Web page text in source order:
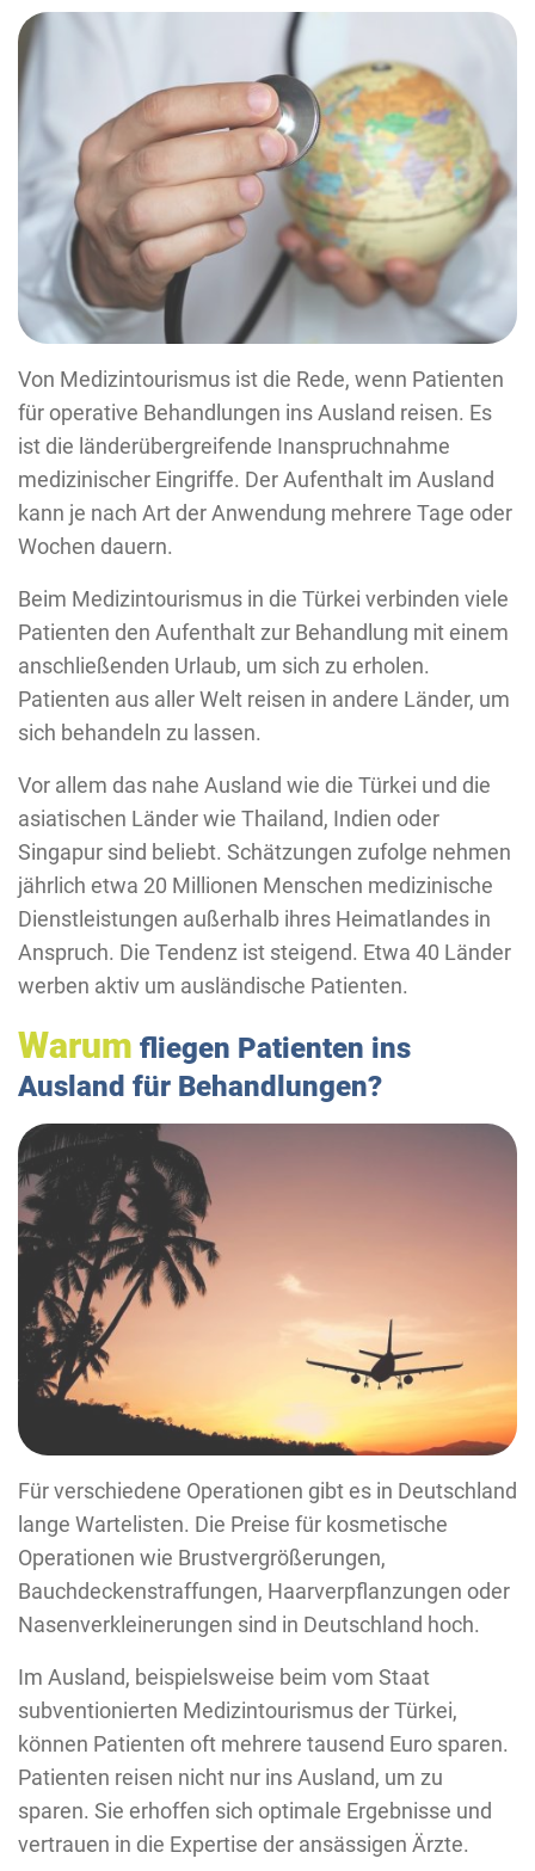
Von Medizintourismus ist die Rede, wenn Patienten
für operative Behandlungen ins Ausland reisen. Es
ist die länderübergreifende Inanspruchnahme
medizinischer Eingriffe. Der Aufenthalt im Ausland
kann je nach Art der Anwendung mehrere Tage oder
Wochen dauern.
Beim Medizintourismus in die Türkei verbinden viele
Patienten den Aufenthalt zur Behandlung mit einem
anschließenden Urlaub, um sich zu erholen.
Patienten aus aller Welt reisen in andere Länder, um
sich behandeln zu lassen.
Vor allem das nahe Ausland wie die Türkei und die
asiatischen Länder wie Thailand, Indien oder
Singapur sind beliebt. Schätzungen zufolge nehmen
jährlich etwa 20 Millionen Menschen medizinische
Dienstleistungen außerhalb ihres Heimatlandes in
Anspruch. Die Tendenz ist steigend. Etwa 40 Länder
werben aktiv um ausländische Patienten.
Warum fliegen Patienten ins
Ausland für Behandlungen?
Für verschiedene Operationen gibt es in Deutschland
lange Wartelisten. Die Preise für kosmetische
Operationen wie Brustvergrößerungen,
Bauchdeckenstraffungen, Haarverpflanzungen oder
Nasenverkleinerungen sind in Deutschland hoch.
Im Ausland, beispielsweise beim vom Staat
subventionierten Medizintourismus der Türkei,
können Patienten oft mehrere tausend Euro sparen.
Patienten reisen nicht nur ins Ausland, um zu
sparen. Sie erhoffen sich optimale Ergebnisse und
vertrauen in die Expertise der ansässigen Ärzte.